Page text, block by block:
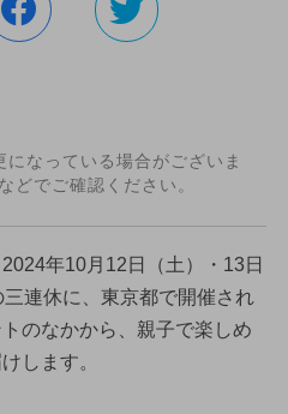
なっている場合がございま
どでご確認ください。
年10月12日（土）・13日
三連休に、東京都で開催され
のなかから、親子で楽しめ
します。